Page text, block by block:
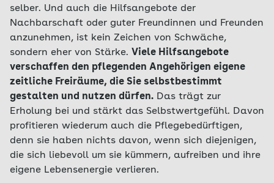
selber. Und auch die Hilfsangebote der
Nachbarschaft oder guter Freundinnen und Freunden
anzunehmen, ist kein Zeichen von Schwäche,
sondern eher von Stärke. Viele Hilfsangebote
verschaffen den pflegenden Angehörigen eigene
zeitliche Freiräume, die Sie selbstbestimmt
gestalten und nutzen dürfen. Das trägt zur
Erholung bei und stärkt das Selbstwertgefühl. Davon
profitieren wiederum auch die Pflegebedürftigen,
denn sie haben nichts davon, wenn sich diejenigen,
die sich liebevoll um sie kümmern, aufreiben und ihre
eigene Lebensenergie verlieren.